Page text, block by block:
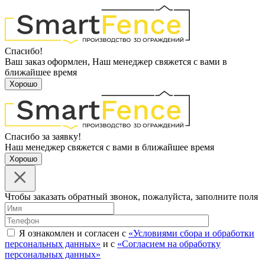
Спасибо!
Ваш заказ оформлен, Наш менеджер свяжется с вами в
ближайшее время
Хорошо
Спасибо за заявку!
Наш менеджер свяжется с вами в ближайшее время
Хорошо
Чтобы заказать обратный звонок, пожалуйста, заполните поля
Я ознакомлен и согласен с «Условиями сбора и обработки
персональных данных» и с «Согласием на обработку
персональных данных»